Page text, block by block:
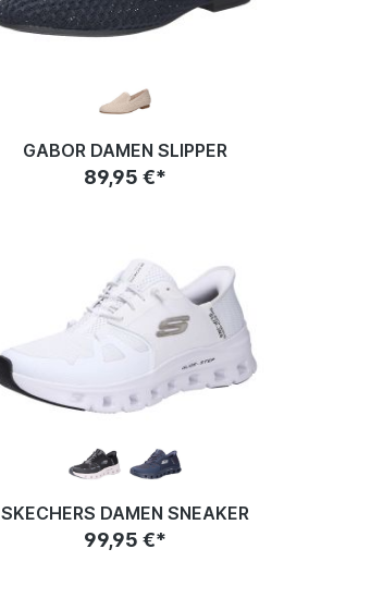
GABOR DAMEN SLIPPER
89,95 €*
SKECHERS DAMEN SNEAKER
99,95 €*